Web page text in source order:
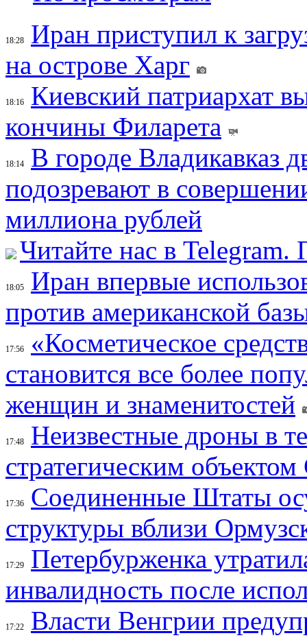
18:28
Иран приступил к
на острове Харг
18:16
Киевский патриархат
кончины Филарета
18:14
В городе Владикавказ
подозревают в
миллиона рублей
Читайте нас в
18:05
Иран впервые
против американской
17:56
«Косметическое
становится все более
женщин и знаменитостей
17:48
Неизвестные дроны в
стратегическим
17:36
Соединенные Штаты
структуры вблизи
17:29
Петербурженка
инвалидность после
17:22
Власти Венгрии